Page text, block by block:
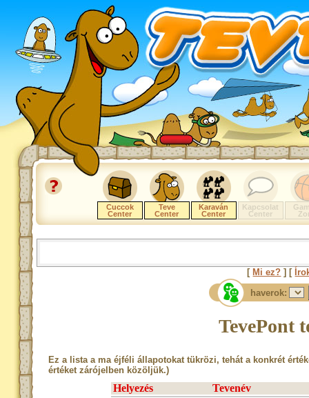
Cuccok
Center
Teve
Center
Karaván
Center
Kapcsolat
Center
[ Mi ez? ] [
haverok:
TevePont
Ez a lista a ma éjféli állapotokat tükrözi, tehát a konkrét
értéket zárójelben közöljük.)
Helyezés Tevenév